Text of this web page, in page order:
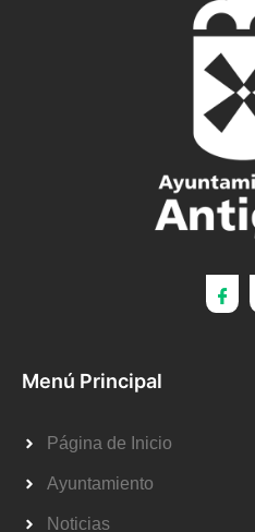
Menú Principal
Página de Inicio
Ayuntamiento
Noticias